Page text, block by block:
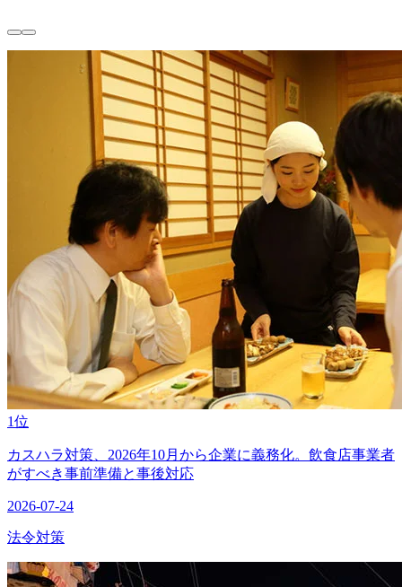
1位
カスハラ対策、2026年10月から企業に義務化。飲食店事業者
がすべき事前準備と事後対応
2026-07-24
法令対策